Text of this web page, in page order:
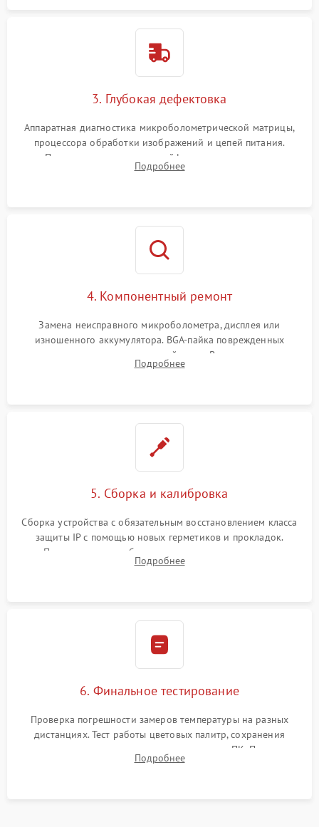
3. Глубокая дефектовка
Аппаратная диагностика микроболометрической матрицы,
процессора обработки изображений и цепей питания.
Проверка целостности шлейфов, модуля памяти и
интерфейсов связи. Выявление сгоревших SMD-компонентов
Подробнее
4. Компонентный ремонт
Замена неисправного микроболометра, дисплея или
изношенного аккумулятора. BGA-пайка поврежденных
контроллеров на материнской плате. Восстановление
разъемов и кнопок, замена поврежденных элементов
Подробнее
5. Сборка и калибровка
Сборка устройства с обязательным восстановлением класса
защиты IP с помощью новых герметиков и прокладок.
Программная калибровка матрицы по эталонному
абсолютно черному телу для точного измерения температур.
Подробнее
6. Финальное тестирование
Проверка погрешности замеров температуры на разных
дистанциях. Тест работы цветовых палитр, сохранения
термограмм в память и передачи данных на ПК. Проверка
автономности работы и итоговый контроль качества.
Подробнее